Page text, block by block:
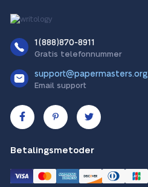
1(888)870-8911
Gratis telefonnummer
support@papermasters.org
Email support
Betalingsmetoder